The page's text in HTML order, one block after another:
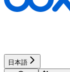
日本語